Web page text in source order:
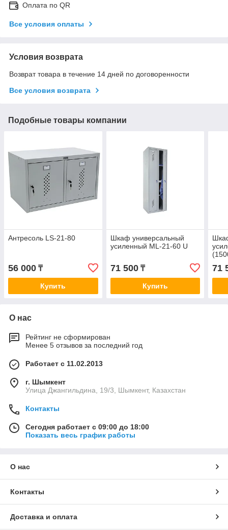
Оплата по QR
Все условия оплаты
Условия возврата
Возврат товара в течение 14 дней по договоренности
Все условия возврата
Подобные товары компании
Антресоль LS-21-80
56 000 ₸
Купить
Шкаф универсальный
усиленный ML-21-60 U
71 500₸
Купить
71
О нас
Рейтинг не сформирован
Менее 5 отзывов за последний год
Работает с 11.02.2013
г. Шымкент
Улица Джангильдина, 19/3, Шымкент, Казахстан
Контакты
Сегодня работает с 09:00 до 18:00
Показать весь график работы
О нас
Контакты
Доставка и оплата